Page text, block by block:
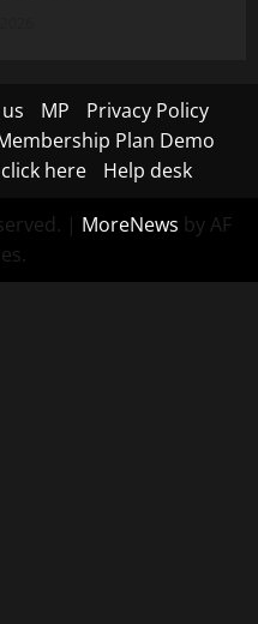
MP
Privacy Policy
Plan Demo
here Help desk
| MoreNews by AF